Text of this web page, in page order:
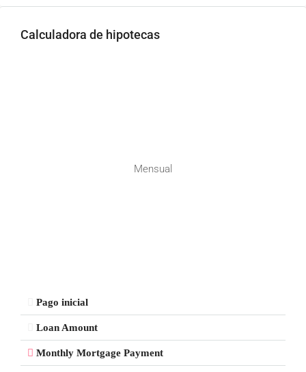
Calculadora de hipotecas
Mensual
Pago inicial
Loan Amount
Monthly Mortgage Payment